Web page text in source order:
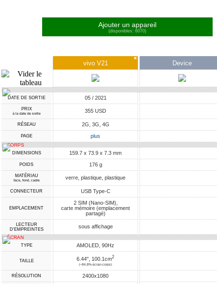
Ajouter un appareil
(disponibles: 6070)
✖
vivo V21 Device
DATE DE SORTIE 05 / 2021
PRIX
à la date de sortie 355 USD
RÉSEAU 2G, 3G, 4G
PAGE plus
CORPS
DIMENSIONS 159.7 x 73.9 x 7.3 mm
POIDS 176 g
MATÉRIAU
face, fond, cadre verre, plastique, plastique
CONNECTEUR USB Type-C
EMPLACEMENT
2 SIM (Nano-SIM),
carte mémoire (emplacement
partagé)
LECTEUR
D'EMPREINTES
sous affichage
ÉCRAN
TYPE AMOLED, 90Hz
TAILLE 6.44", 100.1cm2
(~84.8% écran-corps)
RÉSOLUTION 2400x1080